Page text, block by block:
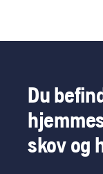
Du
skov og